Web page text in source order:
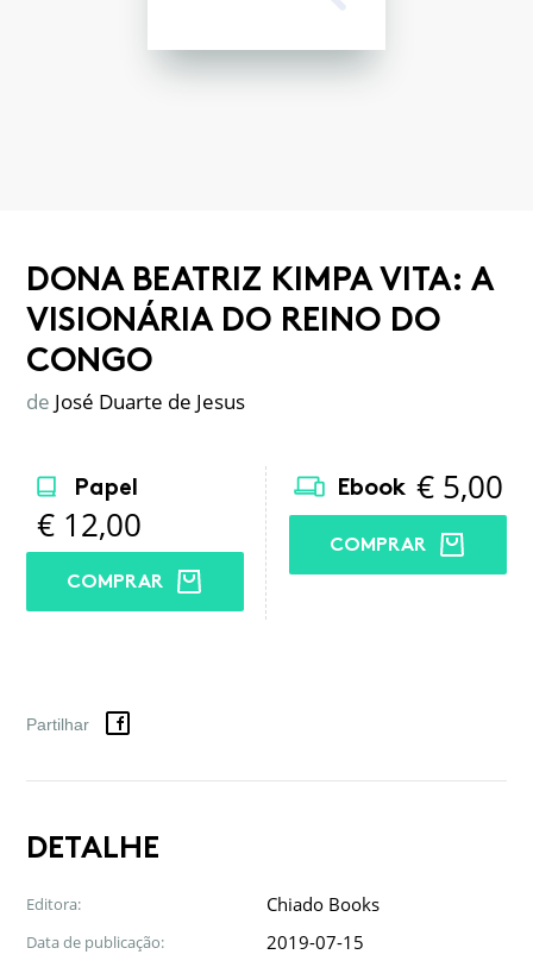
DONA BEATRIZ KIMPA VITA: A
VISIONÁRIA DO REINO DO
CONGO
de José Duarte de Jesus
Papel
€ 12,00
COMPRAR
Ebook € 5,00
COMPRAR
Partilhar
Facebook
DETALHE
Editora: Chiado Books
Data de publicação: 2019-07-15